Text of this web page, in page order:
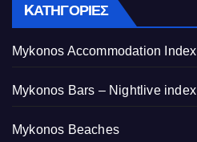
KΑΤΗΓΟΡΊΕΣ
Mykonos Accommodation Index
Mykonos Bars – Nightlive index
Mykonos Beaches